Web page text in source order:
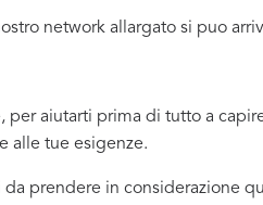
network allargato si puo
aiutarti prima di tutto a
alle tue esigenze.
prendere in considerazione